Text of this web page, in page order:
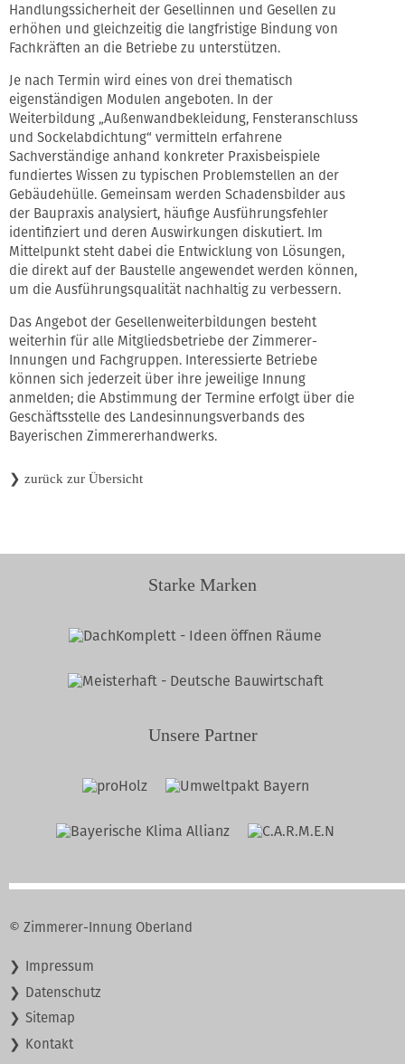
Handlungssicherheit der Gesellinnen und Gesellen zu
erhöhen und gleichzeitig die langfristige Bindung von
Fachkräften an die Betriebe zu unterstützen.
Je nach Termin wird eines von drei thematisch
eigenständigen Modulen angeboten. In der
Weiterbildung „Außenwandbekleidung, Fensteranschluss
und Sockelabdichtung“ vermitteln erfahrene
Sachverständige anhand konkreter Praxisbeispiele
fundiertes Wissen zu typischen Problemstellen an der
Gebäudehülle. Gemeinsam werden Schadensbilder aus
der Baupraxis analysiert, häufige Ausführungsfehler
identifiziert und deren Auswirkungen diskutiert. Im
Mittelpunkt steht dabei die Entwicklung von Lösungen,
die direkt auf der Baustelle angewendet werden können,
um die Ausführungsqualität nachhaltig zu verbessern.
Das Angebot der Gesellenweiterbildungen besteht
weiterhin für alle Mitgliedsbetriebe der Zimmerer-
Innungen und Fachgruppen. Interessierte Betriebe
können sich jederzeit über ihre jeweilige Innung
anmelden; die Abstimmung der Termine erfolgt über die
Geschäftsstelle des Landesinnungsverbands des
Bayerischen Zimmererhandwerks.
❯ zurück zur Übersicht
Starke Marken
Unsere Partner
© Zimmerer-Innung Oberland
Navigation
Impressum
Datenschutz
Sitemap
Kontakt